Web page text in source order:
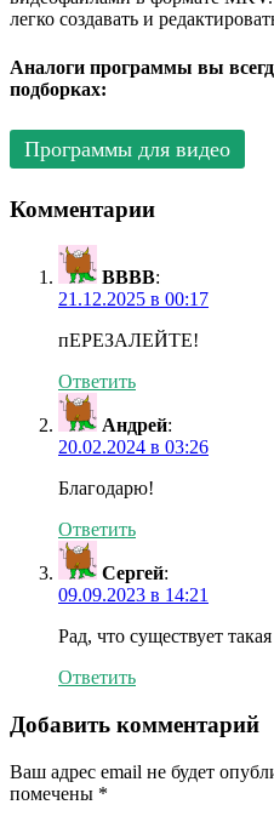
легко создавать и
Аналоги программы вы
подборках:
Программы для видео
Комментарии
ВВВВ:
21.12.2025 в 00:17
пЕРЕЗАЛЕЙТЕ!
Ответить
Андрей:
20.02.2024 в 03:26
Благодарю!
Ответить
Сергей:
09.09.2023 в 14:21
Рад, что существует
Ответить
Добавить комментарий
Ваш адрес email не будет
помечены *